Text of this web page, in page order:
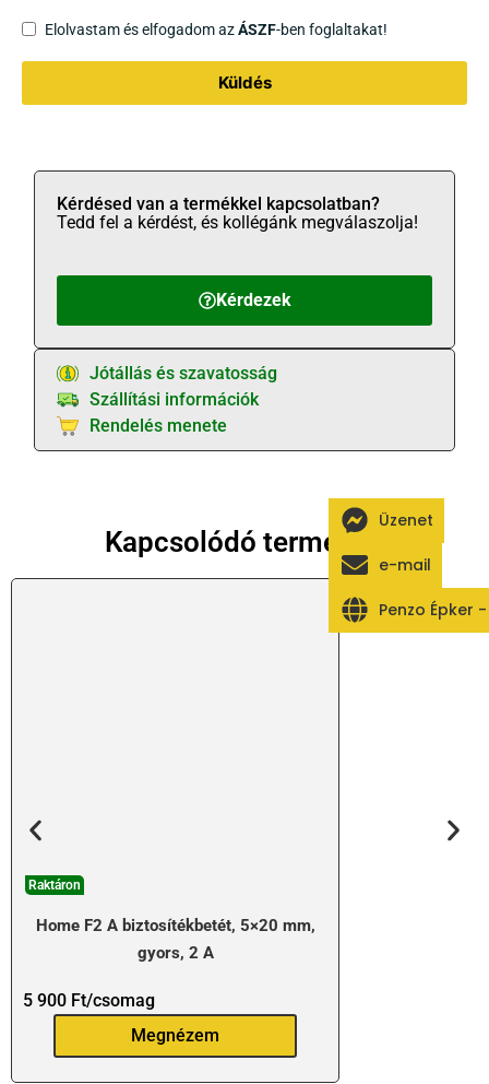
Elolvastam és elfogadom azÁSZF-ben foglaltakat!
Küldés
Kérdezek
Kérdésed van a termékkel kapcsolatban?
Tedd fel a kérdést, és kollégánk megválaszolja!
Jótállás és szavatosság
Szállítási információk
Rendelés menete
Kapcsolódó termékek
Raktáron
Home F2 A biztosítékbetét, 5×20 mm,
gyors, 2 A
5 900 Ft/csomag
Megnézem
Üzenet
e-mail
Penzo Épker